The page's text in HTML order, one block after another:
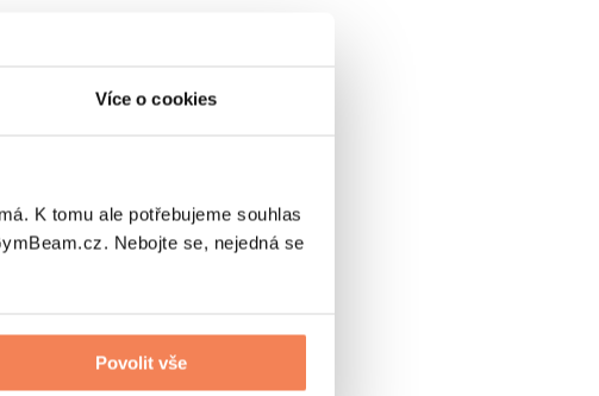
Více o cookies
K tomu ale potřebujeme souhlas
Nebojte se, nejedná se
Povolit vše